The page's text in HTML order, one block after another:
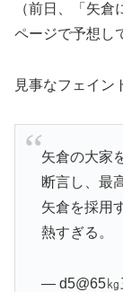
（前日、「矢
ページで予想し
見事なフェイン
矢倉の大家
断言し、最
矢倉を採用
熱すぎる。
— d5@65㎏